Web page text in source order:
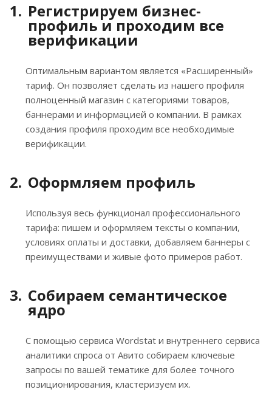
Регистрируем бизнес-
профиль и проходим все
верификации
Оптимальным вариантом является «Расширенный»
тариф. Он позволяет сделать из нашего профиля
полноценный магазин с категориями товаров,
баннерами и информацией о компании. В рамках
создания профиля проходим все необходимые
верификации.
Оформляем профиль
Используя весь функционал профессионального
тарифа: пишем и оформляем тексты о компании,
условиях оплаты и доставки, добавляем баннеры с
преимуществами и живые фото примеров работ.
Собираем семантическое
ядро
С помощью сервиса Wordstat и внутреннего сервиса
аналитики спроса от Авито собираем ключевые
запросы по вашей тематике для более точного
позиционирования, кластеризуем их.